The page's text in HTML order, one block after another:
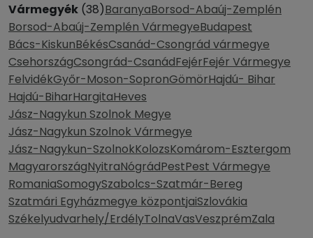
Vármegyék (38)BaranyaBorsod-Abaúj-Zemplén
Borsod-Abaúj-Zemplén VármegyeBudapest
Bács-KiskunBékésCsanád-Csongrád vármegye
CsehországCsongrád-CsanádFejérFejér Vármegye
FelvidékGyőr-Moson-SopronGömörHajdú- Bihar
Hajdú-BiharHargitaHeves
Jász-Nagykun Szolnok Megye
Jász-Nagykun Szolnok Vármegye
Jász-Nagykun-SzolnokKolozsKomárom-Esztergom
MagyarországNyitraNógrádPestPest Vármegye
RomaniaSomogySzabolcs-Szatmár-Bereg
Szatmári Egyházmegye központjaiSzlovákia
Székelyudvarhely/ErdélyTolnaVasVeszprémZala